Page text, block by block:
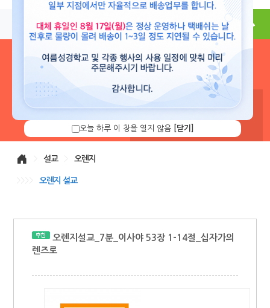
도서 뮤직 용품 현수막 콘텐츠
로그인 하시면 보유 캐쉬 확
니다.
설교 오렌지
오렌지 설교
오렌지설교_7분_이사야 53장 1-14절_십자가의
렌즈로
오늘 하루 이 창을 열지 않음 [닫기]